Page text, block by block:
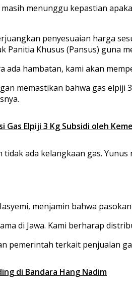
menunggu kepastian
penyesuaian harga
Khusus (Pansus) guna
hambatan, kami akan
memastikan bahwa gas
Elpiji 3 Kg Subsidi oleh
ada kelangkaan gas.
menjamin bahwa
di Jawa. Kami berharap
pemerintah terkait penjualan
di Bandara Hang Nadim